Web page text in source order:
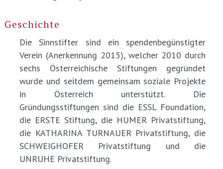
Geschichte
Die Sinnstifter sind ein spendenbegünstigter
Verein (Anerkennung 2015), welcher 2010 durch
sechs Österreichische Stiftungen gegründet
wurde und seitdem gemeinsam soziale Projekte
in Österreich unterstützt. Die
Gründungsstiftungen sind die ESSL Foundation,
die ERSTE Stiftung, die HUMER Privatstiftung,
die KATHARINA TURNAUER Privatstiftung, die
SCHWEIGHOFER Privatstiftung und die
UNRUHE Privatstiftung.